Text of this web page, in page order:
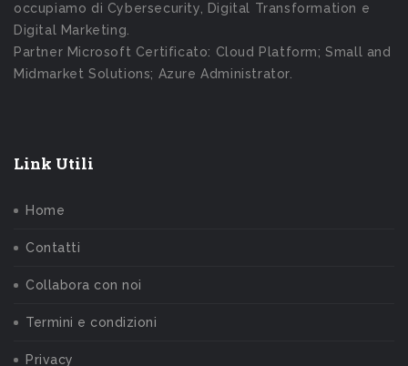
occupiamo di Cybersecurity, Digital Transformation e
Digital Marketing.
Partner Microsoft Certificato: Cloud Platform; Small and
Midmarket Solutions; Azure Administrator.
Link Utili
Home
Contatti
Collabora con noi
Termini e condizioni
Privacy